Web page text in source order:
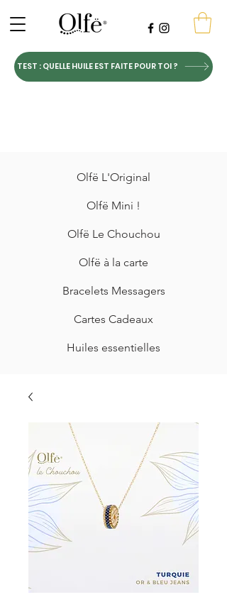
TEST : QUELLE HUILE EST FAITE POUR TOI ?
Olfë L'Original
Olfë Mini !
Olfë Le Chouchou
Olfë à la carte
Bracelets Messagers
Cartes Cadeaux
Huiles essentielles